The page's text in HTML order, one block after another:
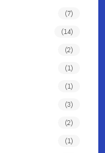
(7)
(14)
(2)
(1)
(1)
(3)
(2)
(1)